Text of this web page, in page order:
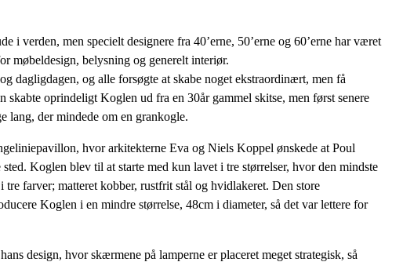
i verden, men specielt designere fra 40’erne, 50’erne og 60’erne har været
møbeldesign, belysning og generelt interiør.
dagligdagen, og alle forsøgte at skabe noget ekstraordinært, men få
skabte oprindeligt Koglen ud fra en 30år gammel skitse, men først senere
lang, der mindede om en grankogle.
hvor arkitekterne Eva og Niels Koppel ønskede at Poul
Koglen blev til at starte med kun lavet i tre størrelser, hvor den mindste
farver; matteret kobber, rustfrit stål og hvidlakeret. Den store
Koglen i en mindre størrelse, 48cm i diameter, så det var lettere for
design, hvor skærmene på lamperne er placeret meget strategisk, så